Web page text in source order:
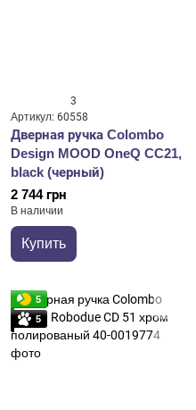
3
Артикул: 60558
Дверная ручка Colombo
Design MOOD OneQ CC21,
black (черный)
2 744 грн
В наличии
Купить
5
5